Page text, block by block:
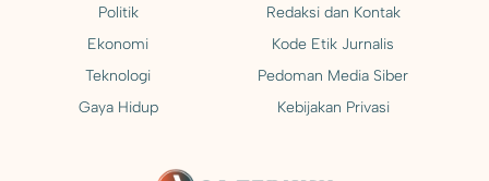
Politik
Ekonomi
Teknologi
Gaya Hidup
Redaksi dan Kontak
Kode Etik Jurnalis
Pedoman Media Siber
Kebijakan Privasi